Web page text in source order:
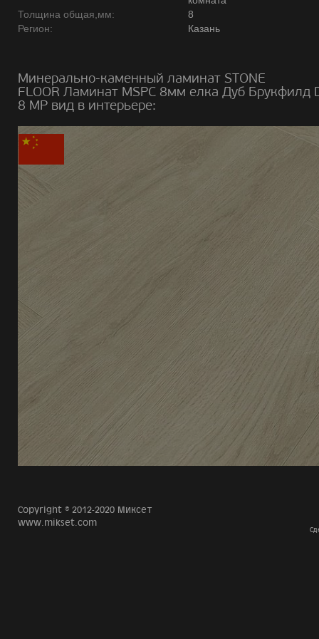
Толщина общая,мм:
8
Регион:
Казань
Минерально-каменный ламинат STONE
FLOOR Ламинат MSPC 8мм елка Дуб Брукфилд
8 MР вид в интерьере:
Copyright © 2012-2020 Миксет
www.mikset.com